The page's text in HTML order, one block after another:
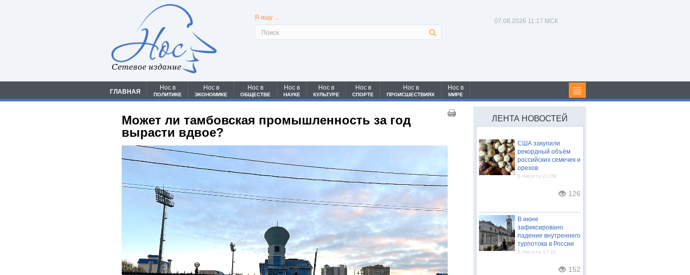
Сетевое издание
Я ищу ... 07.08.2026 11:17 МСК
ГЛАВНАЯ
Нос в
ПОЛИТИКЕ
Нос в
ЭКОНОМИКЕ
Нос в
ОБЩЕСТВЕ
Нос в
НАУКЕ
Нос в
КУЛЬТУРЕ
Нос в
СПОРТЕ
Нос в
ПРОИСШЕСТВИЯХ
Нос в
МИРЕ
Может ли тамбовская промышленность за год
вырасти вдвое?
ЛЕНТА НОВОСТЕЙ
США закупили
рекордный объём
российских семечек и
орехов
6 Августа 21:09
126
В июне
зафиксировано
падение внутреннего
турпотока в России
5 Августа 17:11
152